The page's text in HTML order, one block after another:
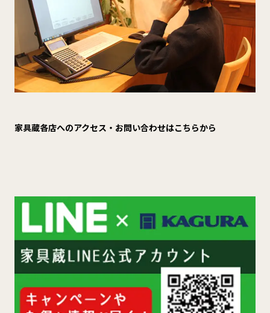
家具蔵各店へのアクセス・お問い合わせはこちらから